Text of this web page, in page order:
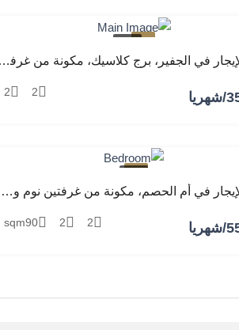
مميز
شقة للإيجار في الجفير، برج كلاسيك، مكونة من غرفتين نوم وصالة ومطبخ
2
2
مميز
شقة للإيجار في أم الحصم، مكونة من غرفتين نوم وصالة ومطبخ
2
2
90
sqm